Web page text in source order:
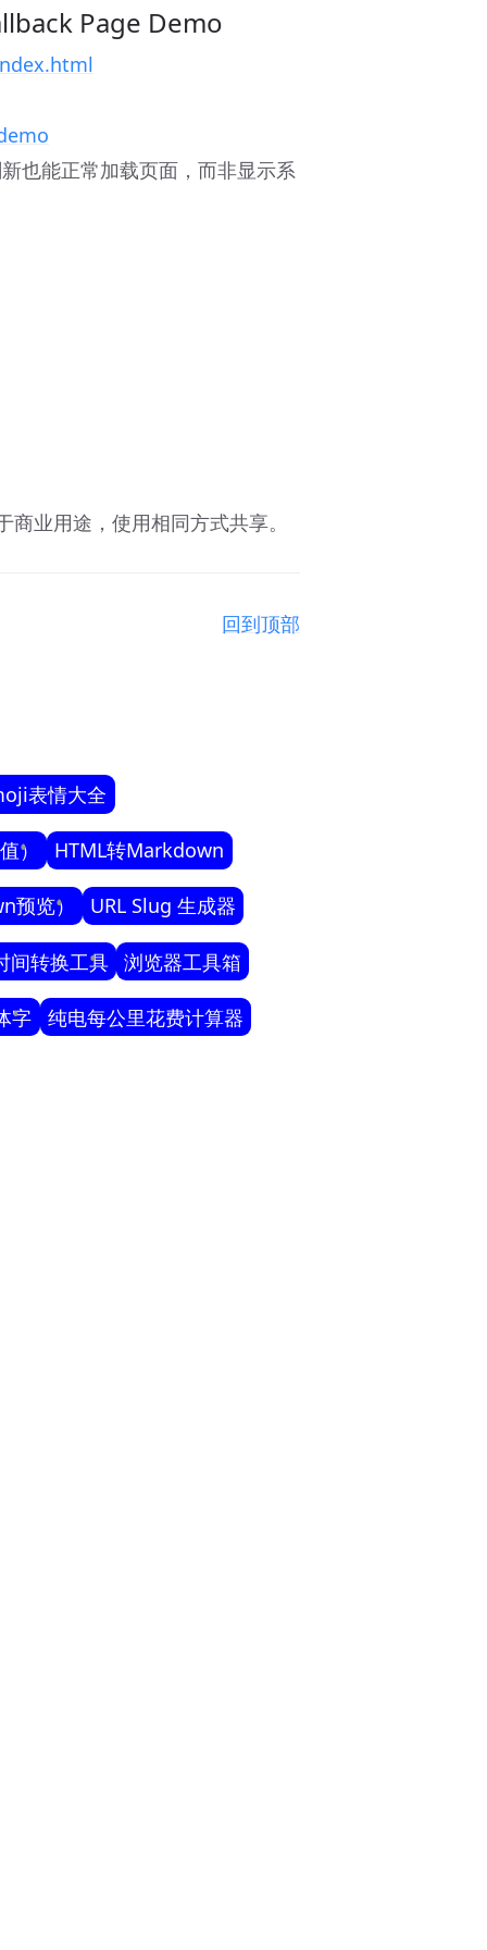
Page Demo
也能正常加载页面，而非显示系
业用途，使用相同方式共享。
回到顶部
表情大全
） HTML转Markdown
览） URL Slug 生成器
间转换工具 浏览器工具箱
字 纯电每公里花费计算器